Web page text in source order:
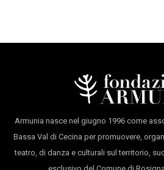
2018
con il sostegno diArmunia/
Capotrave/Festival
Toscana
Armunia nasce nel giugno 1996 come
Bassa Val di Cecina per promuovere,
teatro, di danza e culturali sul territorio,